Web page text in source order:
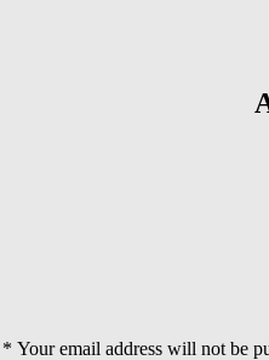
Your email address will not be
*